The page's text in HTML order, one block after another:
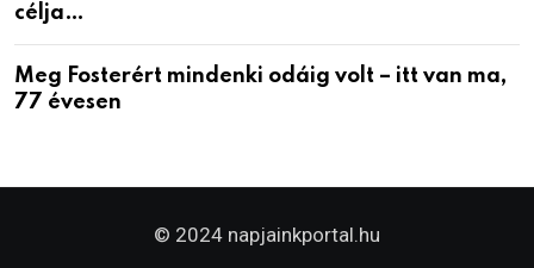
célja…
Meg Fosterért mindenki odáig volt – itt van ma,
77 évesen
© 2024 napjainkportal.hu